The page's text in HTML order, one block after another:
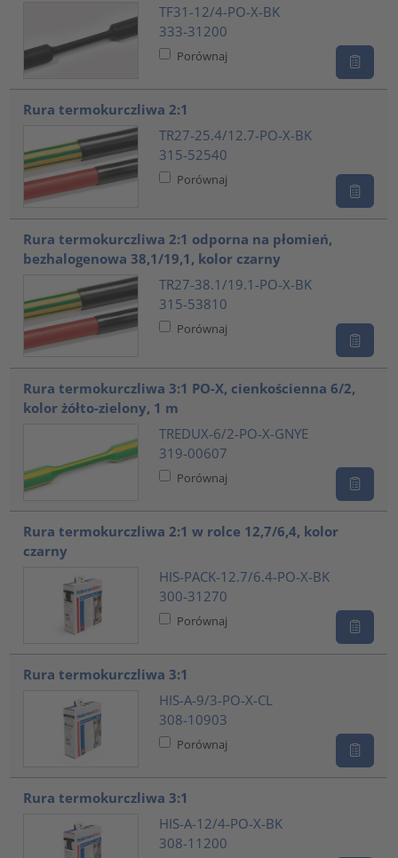
TF31-12/4-PO-X-BK
333-31200
Porównaj
Rura termokurczliwa 2:1
TR27-25.4/12.7-PO-X-BK
315-52540
Porównaj
Rura termokurczliwa 2:1 odporna na płomień,
bezhalogenowa 38,1/19,1, kolor czarny
TR27-38.1/19.1-PO-X-BK
315-53810
Porównaj
Rura termokurczliwa 3:1 PO-X, cienkościenna 6/2,
kolor żółto-zielony, 1 m
TREDUX-6/2-PO-X-GNYE
319-00607
Porównaj
Rura termokurczliwa 2:1 w rolce 12,7/6,4, kolor
czarny
HIS-PACK-12.7/6.4-PO-X-BK
300-31270
Porównaj
Rura termokurczliwa 3:1
HIS-A-9/3-PO-X-CL
308-10903
Porównaj
Rura termokurczliwa 3:1
HIS-A-12/4-PO-X-BK
308-11200